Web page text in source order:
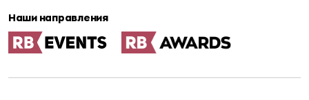
Наши направления